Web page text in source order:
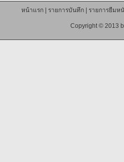
หน้าแรก| รายการบันทึก| รายการยืมห
Copyright © 2013